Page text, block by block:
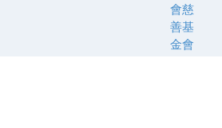
會慈
善基
金會